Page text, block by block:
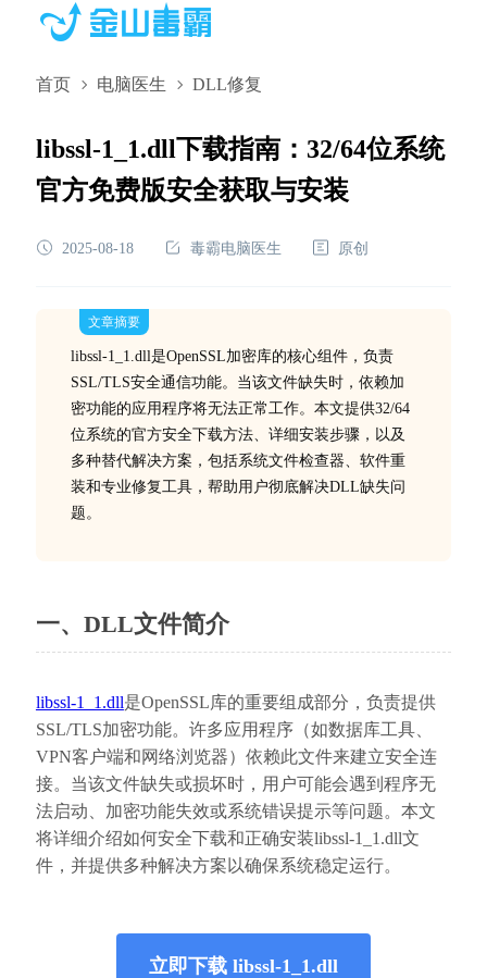
首页 电脑医生 DLL修复
libssl-1_1.dll下载指南：32/64位系统
官方免费版安全获取与安装
2025-08-18 毒霸电脑医生 原创
文章摘要
libssl-1_1.dll是OpenSSL加密库的核心组件，负责
SSL/TLS安全通信功能。当该文件缺失时，依赖加
密功能的应用程序将无法正常工作。本文提供32/64
位系统的官方安全下载方法、详细安装步骤，以及
多种替代解决方案，包括系统文件检查器、软件重
装和专业修复工具，帮助用户彻底解决DLL缺失问
题。
一、DLL文件简介
libssl-1_1.dll是OpenSSL库的重要组成部分，负责提供
SSL/TLS加密功能。许多应用程序（如数据库工具、
VPN客户端和网络浏览器）依赖此文件来建立安全连
接。当该文件缺失或损坏时，用户可能会遇到程序无
法启动、加密功能失效或系统错误提示等问题。本文
将详细介绍如何安全下载和正确安装libssl-1_1.dll文
件，并提供多种解决方案以确保系统稳定运行。
立即下载 libssl-1_1.dll